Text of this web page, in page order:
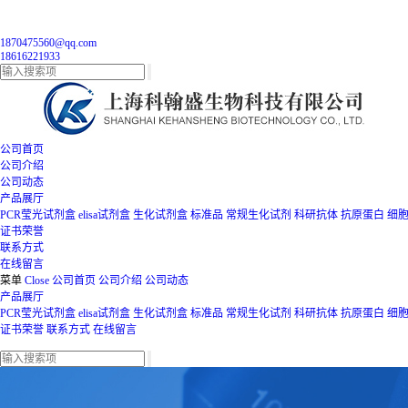
1870475560@qq.com
18616221933
公司首页
公司介绍
公司动态
产品展厅
PCR莹光试剂盒 elisa试剂盒 生化试剂盒 标准品 常规生化试剂 科研抗体 抗原蛋白 细胞
证书荣誉
联系方式
在线留言
菜单 Close 公司首页 公司介绍 公司动态
产品展厅
PCR莹光试剂盒 elisa试剂盒 生化试剂盒 标准品 常规生化试剂 科研抗体 抗原蛋白 细胞
证书荣誉 联系方式 在线留言